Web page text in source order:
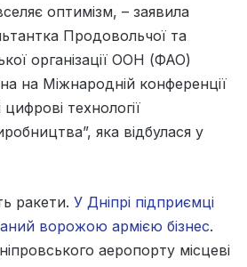
оптимізм, – заявила
Продовольчої та
організації ООН (ФАО)
на Міжнародній конференції
технології
яка відбулася у
ракети. У Дніпрі підприємці
ворожою армією бізнес.
аеропорту місцеві